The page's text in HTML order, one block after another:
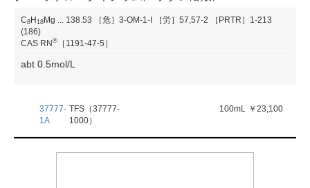
C8 H 18 Mg ... 138.53 ［危］3-OM-1-I ［労］57,57-2
［PRTR］1-213
(186)
CAS RN ® ［1191-47-5］
abt 0.5mol/L
37777-
1A
TFS（37777-
1000）
100mL ￥23,100